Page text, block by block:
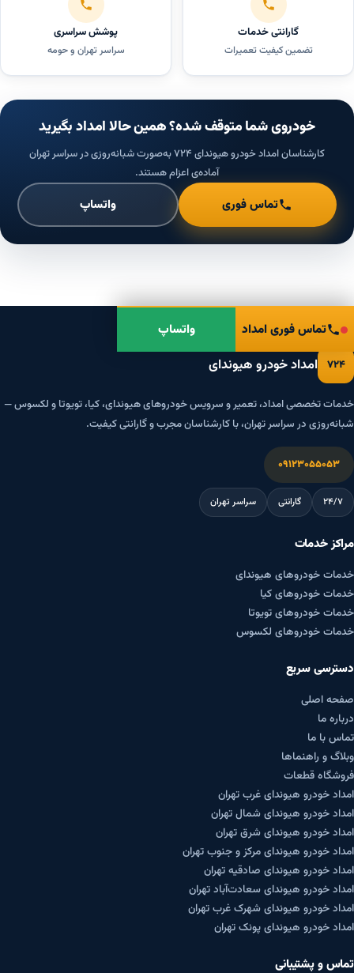
گارانتی خدمات
تضمین کیفیت تعمیرات
پوشش سراسری
سراسر تهران و حومه
خودروی شما متوقف شده؟ همین حالا امداد بگیرید
کارشناسان امداد خودرو هیوندای ۷۲۴ به‌صورت شبانه‌روزی در سراسر تهران
آماده‌ی اعزام هستند.
تماس فوری واتساپ
تماس فوری امداد واتساپ
۷۲۴ امداد خودرو هیوندای
خدمات تخصصی امداد، تعمیر و سرویس خودروهای هیوندای، کیا، تویوتا و لکسوس —
شبانه‌روزی در سراسر تهران، با کارشناسان مجرب و گارانتی کیفیت.
۰۹۱۲۳۰۵۵۰۵۳
۲۴/۷ گارانتی سراسر تهران
مراکز خدمات
خدمات خودروهای هیوندای
خدمات خودروهای کیا
خدمات خودروهای تویوتا
خدمات خودروهای لکسوس
دسترسی سریع
صفحه اصلی
درباره ما
تماس با ما
وبلاگ و راهنماها
فروشگاه قطعات
امداد خودرو هیوندای غرب تهران
امداد خودرو هیوندای شمال تهران
امداد خودرو هیوندای شرق تهران
امداد خودرو هیوندای مرکز و جنوب تهران
امداد خودرو هیوندای صادقیه تهران
امداد خودرو هیوندای سعادت‌آباد تهران
امداد خودرو هیوندای شهرک غرب تهران
امداد خودرو هیوندای پونک تهران
تماس و پشتیبانی